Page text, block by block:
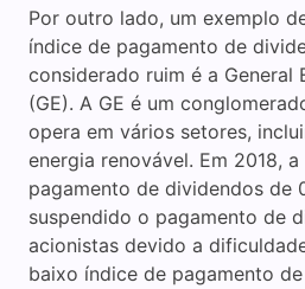
Por outro lado, um exemplo
índice de pagamento de
considerado ruim é a General
(GE). A GE é um
opera em vários setores,
energia renovável. Em 2018,
pagamento de dividendos de
suspendido o pagamento de
acionistas devido a
baixo índice de pagamento